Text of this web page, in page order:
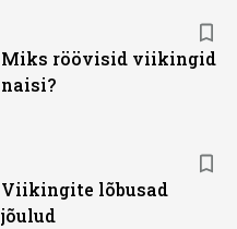
Miks röövisid viikingid
naisi?
Viikingite lõbusad
jõulud